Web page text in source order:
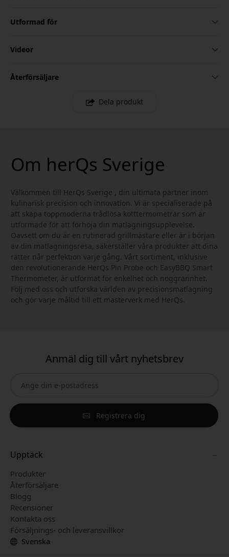
Utformad för
Videor
Återförsäljare
Dela produkt
Om herQs Sverige
Välkommen till HerQs Sverige , din ultimata partner inom
kulinarisk precision och innovation. Vi är specialiserade på
att skapa toppmoderna trådlösa kötttermometrar som är
utformade för att förhöja din matlagningsupplevelse.
Oavsett om du är en rutinerad grillmästare eller är i början
av din matlagningsresa, säkerställer våra produkter att dina
rätter når perfektion varje gång. Vårt sortiment, inklusive
den revolutionerande HerQs Pin Probe och EasyBBQ Smart
Thermometer, är utformat för enkelhet och noggrannhet.
Följ med oss och utforska världen av precisionsmatlagning
och gör varje måltid till ett mästerverk med HerQs.
Anmäl dig till vårt nyhetsbrev
Registrera dig
Upptäck
Produkter
Återförsäljare
Blogg
Recensioner
Kontakta oss
Försäljnings- och leveransvillkor
Svenska